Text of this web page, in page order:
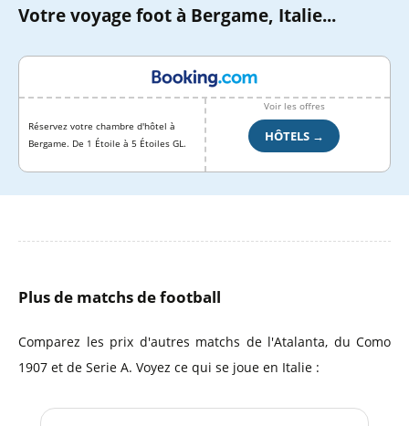
Votre voyage foot à Bergame, Italie...
Réservez votre chambre d'hôtel à
Bergame. De 1 Étoile à 5 Étoiles GL.
Voir les offres
HÔTELS →
Plus de matchs de football
Comparez les prix d'autres matchs de l'Atalanta, du Como
1907 et de Serie A. Voyez ce qui se joue en Italie :